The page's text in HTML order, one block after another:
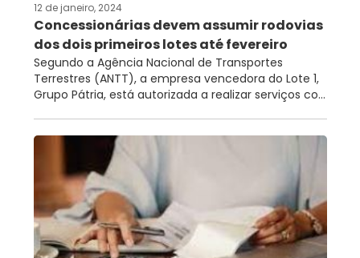
12 de janeiro, 2024
Concessionárias devem assumir rodovias
dos dois primeiros lotes até fevereiro
Segundo a Agência Nacional de Transportes
Terrestres (ANTT), a empresa vencedora do Lote 1,
Grupo Pátria, está autorizada a realizar serviços co...